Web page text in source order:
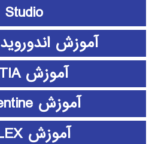
Studio
آموزش اندوروید android
آموزش CATIA
آموزش clementine
آموزش CPLEX